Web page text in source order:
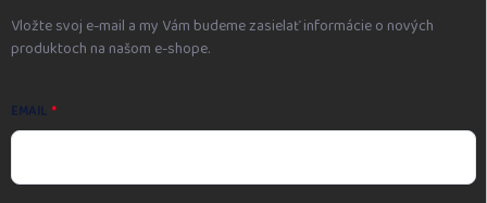
Vložte svoj e-mail a my Vám budeme zasielať informácie o nových
produktoch na našom e-shope.
EMAIL